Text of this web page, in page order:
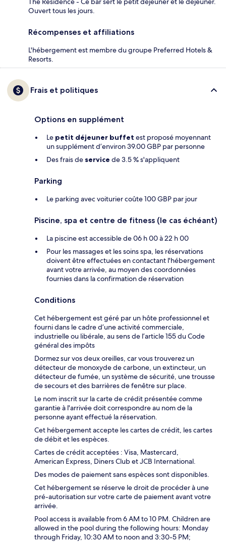
Ouvert tous les jours.
Récompenses et affiliations
L'hébergement est membre du groupe Preferred Hotels &
Resorts.
Frais et politiques
Options en supplément
Le petit déjeuner buffet est proposé moyennant
un supplément d’environ 39.00 GBP par personne
Des frais de service de 3.5 % s'appliquent
Parking
Le parking avec voiturier coûte 100 GBP par jour
Piscine, spa et centre de fitness (le cas échéant)
La piscine est accessible de 06 h 00 à 22 h 00
Pour les massages et les soins spa, les réservations
doivent être effectuées en contactant l'hébergement
avant votre arrivée, au moyen des coordonnées
fournies dans la confirmation de réservation
Conditions
Cet hébergement est géré par un hôte professionnel et
fourni dans le cadre d’une activité commerciale,
industrielle ou libérale, au sens de l’article 155 du Code
général des impôts
Dormez sur vos deux oreilles, car vous trouverez un
détecteur de monoxyde de carbone, un extincteur, un
détecteur de fumée, un système de sécurité, une trousse
de secours et des barrières de fenêtre sur place.
Le nom inscrit sur la carte de crédit présentée comme
garantie à l'arrivée doit correspondre au nom de la
personne ayant effectué la réservation.
Cet hébergement accepte les cartes de crédit, les cartes
de débit et les espèces.
Cartes de crédit acceptées : Visa, Mastercard,
American Express, Diners Club et JCB International.
Des modes de paiement sans espèces sont disponibles.
Cet hébergement se réserve le droit de procéder à une
pré-autorisation sur votre carte de paiement avant votre
arrivée.
Pool access is available from 6 AM to 10 PM. Children are
allowed in the pool during the following hours: Monday
through Friday, 10:30 AM to noon and 3:30-5 PM;